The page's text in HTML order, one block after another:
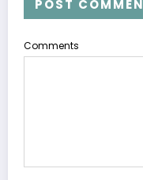
POST
Comments